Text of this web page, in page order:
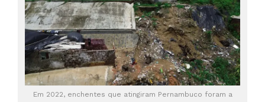
Em 2022, enchentes que atingiram Pernambuco foram a